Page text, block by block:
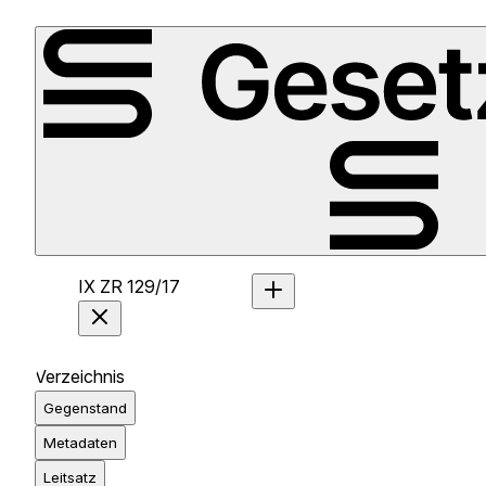
IX ZR 129/17
Verzeichnis
Gegenstand
Metadaten
Leitsatz